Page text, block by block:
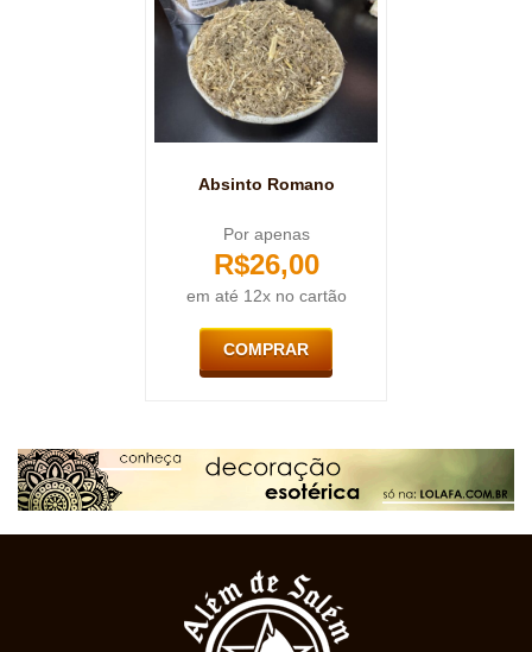
Absinto Romano
Por apenas
R$26,00
em até 12x no cartão
COMPRAR